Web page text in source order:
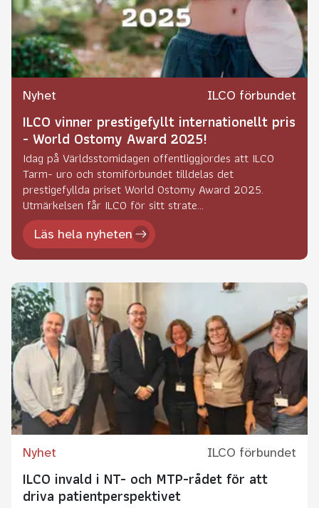
Nyhet ILCO förbundet
ILCO vinner prestigefyllt internationellt pris
- World Ostomy Award 2025!
Idag på Världsstomidagen offentliggjordes att ILCO
Tarm- uro och stomiförbundet tilldelas det
prestigefyllda priset World Ostomy Award 2025.
Utmärkelsen får ILCO för sitt strate...
Läs hela nyheten
Nyhet ILCO förbundet
ILCO invald i NT- och MTP-rådet för att
driva patientperspektivet